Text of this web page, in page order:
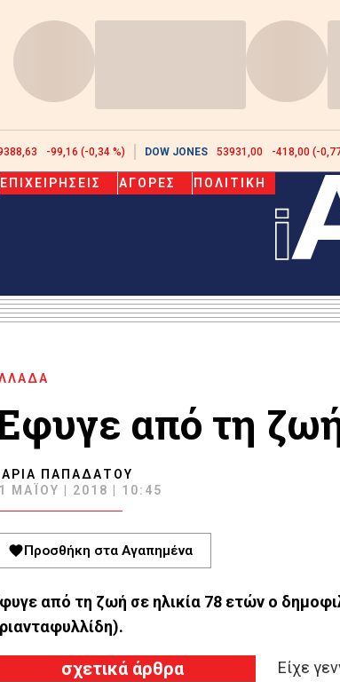
-99,16 (-0,34 %) DOW JONES 53931,00 -418,00 (-
ΕΠΙΧΕΙΡΗΣΕΙΣ ΑΓΟΡΕΣ ΠΟΛΙΤΙΚΗ
από τη
ΠΑΠΑΔΆΤΟΥ
ΜΑΪ́ΟΥ | 2018 | 10:45
Προσθήκη στα Αγαπημένα
από τη ζωή σε ηλικία 78 ετών ο
σχετικά άρθρα
Είχε